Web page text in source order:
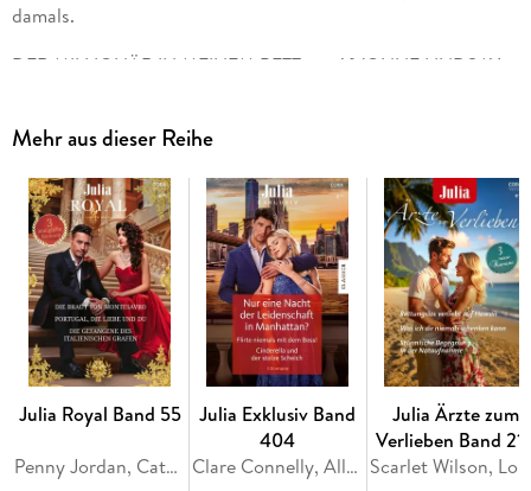
damals.
DER MILLIONÄR IN MEINEM BETT von YVONNE LINDSAY
Hotelgast sein würde, der Millionär Sam Thornton. Ihr erster
danach sofort zurückzieht, ahnt sie, dass er irgendetwas vor
ihr verbirgt. Und tatsächlich hütet er ein Geheimnis, das ihr
Leben auf den Kopf stellen wird . . .
STARKÖCHIN GESUCHT, LIEBE GEFUNDEN von ELISABETH
BEVARLY
Dank seinem unverhofften Millionenerbe könnte Mechaniker
Hogan Dempsey plötzlich jede Frau haben. Aber er verliebt
sich ausgerechnet in die kratzbürstige Köchin Chloe! Obwohl
sie sich ihm in heißen Nächten hingibt, scheint ihr Herz für
immer einem anderen zu gehören . . .
Mehr aus dieser Reihe
Julia Royal Band 55
Penny Jordan, Catherine George, Sara Craven
Julia Exklusiv Band
404
Clare Connelly, Ally Blake, Maya Blake
Julia Ärzte zum
Verlieben Band